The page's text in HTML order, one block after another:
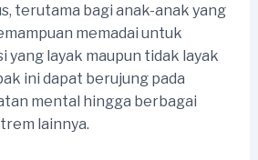
terutama bagi anak-anak yang
memadai untuk
yang layak maupun tidak layak
ini dapat berujung pada
mental hingga berbagai
lainnya.